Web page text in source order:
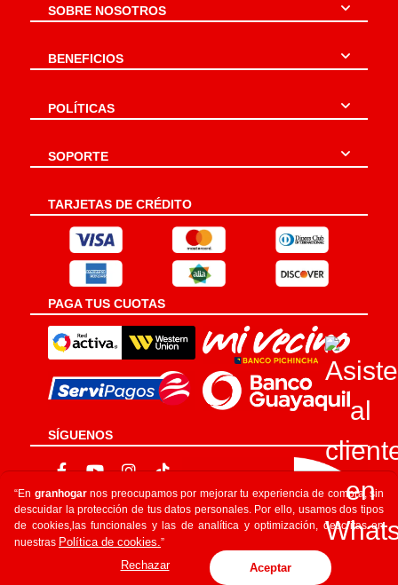
“En granhogarnos preocupamos por mejorar tu experiencia de compra, sin
descuidar la protección de tus datos personales. Por ello, usamos dos tipos
de cookies,las funcionales y las de analítica y optimización, descritas en
nuestras Política de cookies.”
Rechazar Aceptar
SOBRE NOSOTROS
BENEFICIOS
POLÍTICAS
SOPORTE
TARJETAS DE CRÉDITO
PAGA TUS CUOTAS
SÍGUENOS